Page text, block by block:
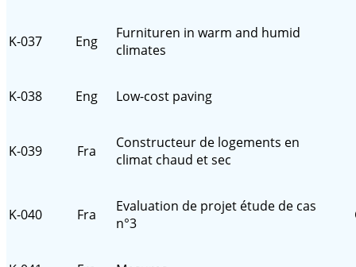
K-037 Eng
Furnituren in warm and humid
climates
K-038 Eng Low-cost paving
K-039 Fra
Constructeur de logements en
climat chaud et sec
K-040 Fra
Evaluation de projet étude de cas
n°3